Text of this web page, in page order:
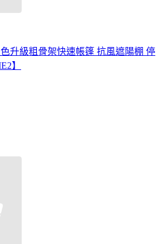
升級粗骨架快速帳篷 抗風遮陽棚 停
】